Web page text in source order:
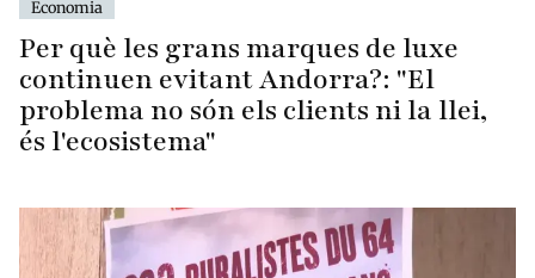
Economia
Per què les grans marques de luxe
continuen evitant Andorra?: "El
problema no són els clients ni la llei,
és l'ecosistema"